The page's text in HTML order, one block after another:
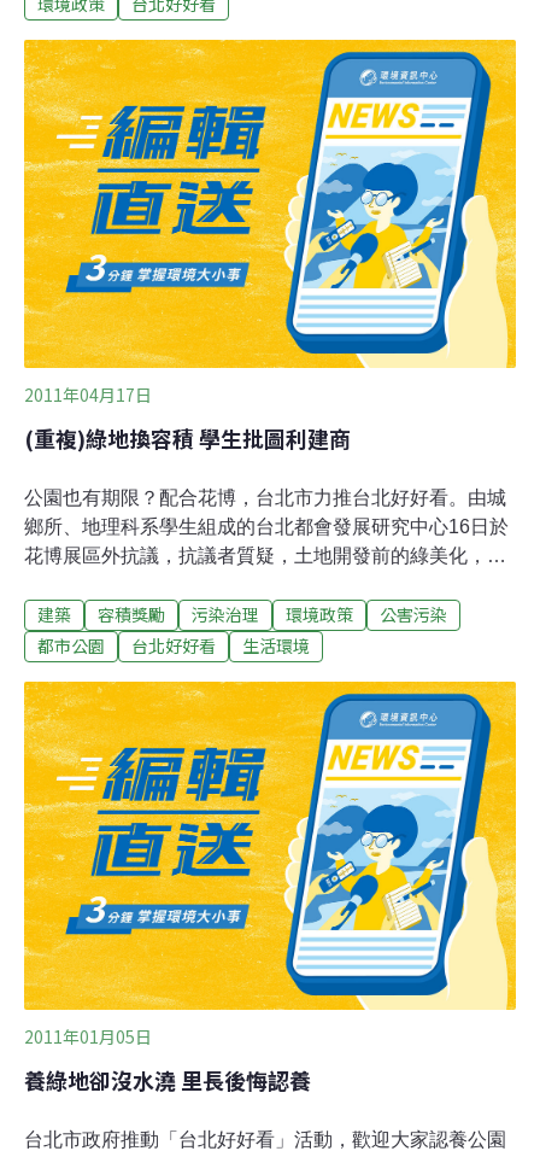
好好看」法制化。議員王世堅說，「台北好好看」期滿
後，空地仍將興建房舍，對於都市綠地增加毫無幫助，而
土地綠美化，成本可能僅百來萬，卻能因容積獎勵得到上
億收益，無異圖利財團。何況提高到10％，不僅對抑制房
價毫無幫助，50年後若再都更，卻因樓地板面積增加，每
人土地持分被稀釋，反而吃虧。梁文傑則舉高雄為例，認
為獎勵僅能圖利財團，並不能加速拆除甚至都更，而是該
對其課稅，利用行政強制力量遏阻財團養地套利。洪健益
則要求，市府須提出該案完整說帖，並釐清「圖利大財
團」爭議。林晉章則認為，當初法規會審查此
2011年04月17日
(重複)綠地換容積 學生批圖利建商
公園也有期限？配合花博，台北市力推台北好好看。由城
鄉所、地理科系學生組成的台北都會發展研究中心16日於
花博展區外抗議，抗議者質疑，土地開發前的綠美化，原
因，換取暫時的綠地，還將此一短視政策列入自治條例。
都更處回應，台北好好看是鼓勵公私有土地拆除閒置建
限，綠地仍未核定容積，核定原則以綠化成效為考量。另
外，自治條例議會尚未通過，容積獎勵也有上限，每個提
案的容積獎勵比例均須經都更審議會審查。成員之一的吳
若瑩表示，市府以獎勵容積換來暫時性的綠地，建商僅負
擔極少的養護成本，換來高額容積率，綠地消失後，高聳
大樓對環境形成壓力。吳若瑩強調，原以為此政策僅限花
博期間，沒想到市府已列入台北市都市更新自治條例修正
案，並經台北市議會一讀通過，呼籲議員不該草率行事，
通過修正案。
建築 容積獎勵 污染治理 環境政策
公害污染
都市公園
台北好好看 生活環境
2011年01月05日
養綠地卻沒水澆 里長後悔認養
台北市政府推動「台北好好看」活動，歡迎大家認養公園